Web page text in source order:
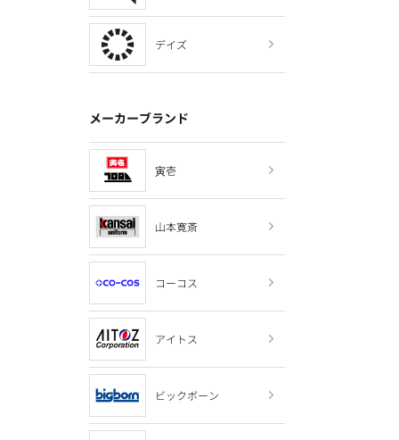
デイズ
メーカーブランド
寅壱
山本寛斎
コーコス
アイトス
ビックボーン